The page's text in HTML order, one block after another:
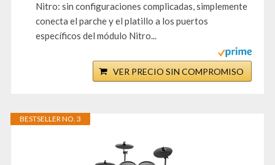
Nitro: sin configuraciones complicadas, simplemente
conecta el parche y el platillo a los puertos
específicos del módulo Nitro...
VER PRECIO SIN COMPROMISO
BESTSELLER NO. 3